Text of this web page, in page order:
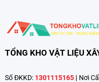
TỔNG KHO VẬT LIỆU
Số ĐKKD: 1301115165 | Nơi